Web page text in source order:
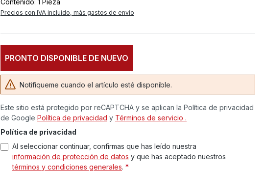
Contenido: 1 Pieza
Precios con IVA incluido, más gastos de envío
PRONTO DISPONIBLE DE NUEVO
Notifiqueme cuando el artículo esté disponible.
Este sitio está protegido por reCAPTCHA y se aplican la Política de privacidad
de Google Política de privacidad y Términos de servicio .
Política de privacidad
Al seleccionar continuar, confirmas que has leído nuestra
información de protección de datos y que has aceptado nuestros
términos y condiciones generales. *